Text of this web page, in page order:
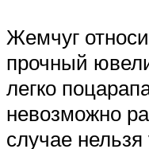
Жемчуг
прочный
легко
невозможно
случае